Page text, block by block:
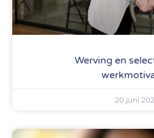
Werving en
20 juni